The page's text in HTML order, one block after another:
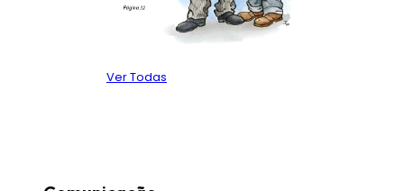
Ver Todas